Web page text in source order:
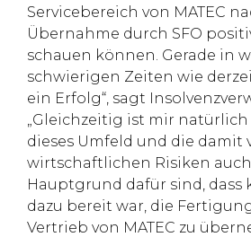
Servicebereich von MATEC
Übernahme durch SFO
schauen können. Gerade in
schwierigen Zeiten wie
ein Erfolg“, sagt
„Gleichzeitig ist mir natürlich
dieses Umfeld und die damit
wirtschaftlichen Risiken
Hauptgrund dafür sind, dass
dazu bereit war, die
Vertrieb von MATEC zu